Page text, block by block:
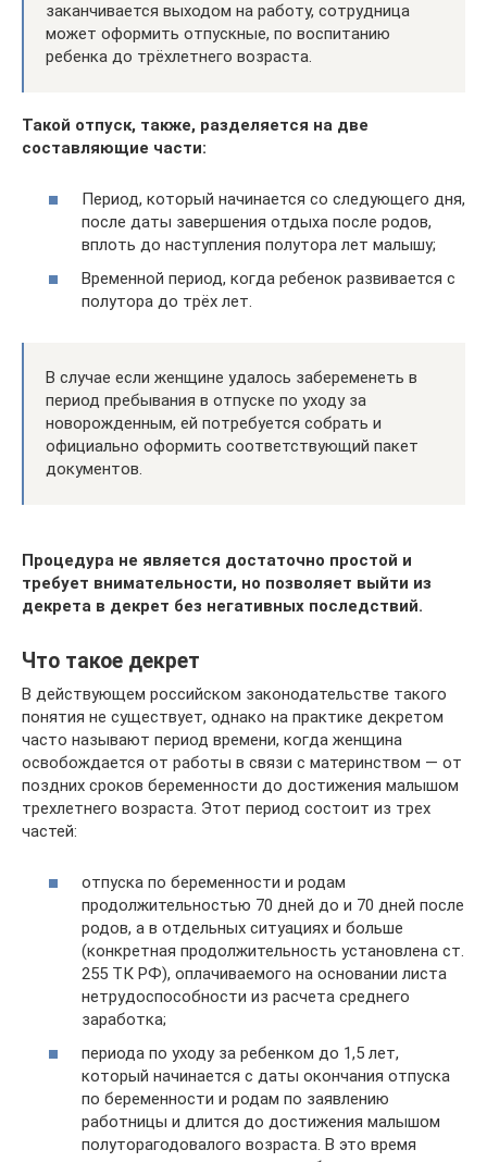
заканчивается выходом на работу, сотрудница
может оформить отпускные, по воспитанию
ребенка до трёхлетнего возраста.
Такой отпуск, также, разделяется на две
составляющие части:
Период, который начинается со следующего дня,
после даты завершения отдыха после родов,
вплоть до наступления полутора лет малышу;
Временной период, когда ребенок развивается с
полутора до трёх лет.
В случае если женщине удалось забеременеть в
период пребывания в отпуске по уходу за
новорожденным, ей потребуется собрать и
официально оформить соответствующий пакет
документов.
Процедура не является достаточно простой и
требует внимательности, но позволяет выйти из
декрета в декрет без негативных последствий.
Что такое декрет
В действующем российском законодательстве такого
понятия не существует, однако на практике декретом
часто называют период времени, когда женщина
освобождается от работы в связи с материнством — от
поздних сроков беременности до достижения малышом
трехлетнего возраста. Этот период состоит из трех
частей:
отпуска по беременности и родам
продолжительностью 70 дней до и 70 дней после
родов, а в отдельных ситуациях и больше
(конкретная продолжительность установлена ст.
255 ТК РФ), оплачиваемого на основании листа
нетрудоспособности из расчета среднего
заработка;
периода по уходу за ребенком до 1,5 лет,
который начинается с даты окончания отпуска
по беременности и родам по заявлению
работницы и длится до достижения малышом
полуторагодовалого возраста. В это время